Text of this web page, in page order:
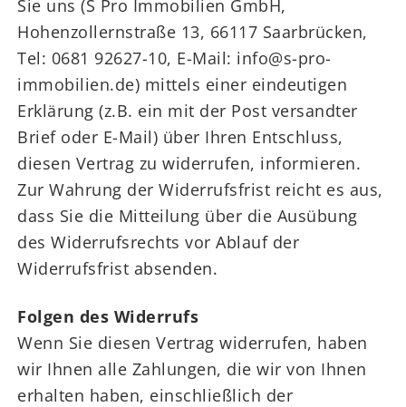
Sie uns (S Pro Immobilien GmbH,
Hohenzollernstraße 13, 66117 Saarbrücken,
Tel: 0681 92627-10, E-Mail: info@s-pro-
immobilien.de) mittels einer eindeutigen
Erklärung (z.B. ein mit der Post versandter
Brief oder E-Mail) über Ihren Entschluss,
diesen Vertrag zu widerrufen, informieren.
Zur Wahrung der Widerrufsfrist reicht es aus,
dass Sie die Mitteilung über die Ausübung
des Widerrufsrechts vor Ablauf der
Widerrufsfrist absenden.
Folgen des Widerrufs
Wenn Sie diesen Vertrag widerrufen, haben
wir Ihnen alle Zahlungen, die wir von Ihnen
erhalten haben, einschließlich der